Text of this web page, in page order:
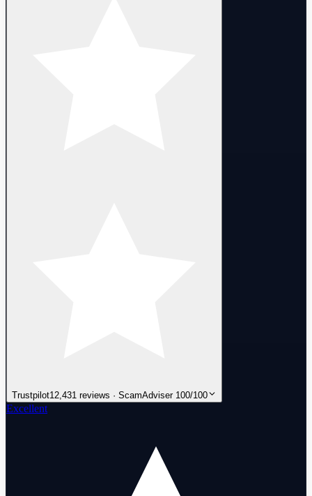
Trustpilot12,431 reviews · ScamAdviser 100/100
Excellent